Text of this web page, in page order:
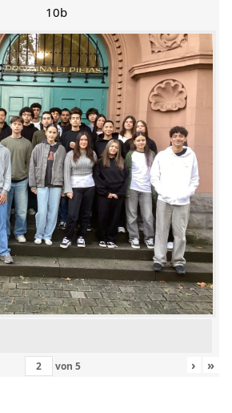
10b
von 5 › »